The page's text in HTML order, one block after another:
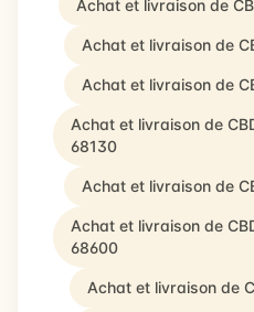
Achat et livraison de
Achat et livraison de
Achat et livraison de
Achat et livraison de
68130
Achat et livraison de
Achat et livraison de
68600
Achat et livraison de